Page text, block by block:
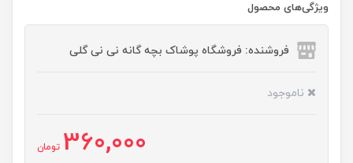
ویژگی‌های محصول
فروشنده: فروشگاه پوشاک بچه گانه نی نی گلی
ناموجود
360,000 تومان